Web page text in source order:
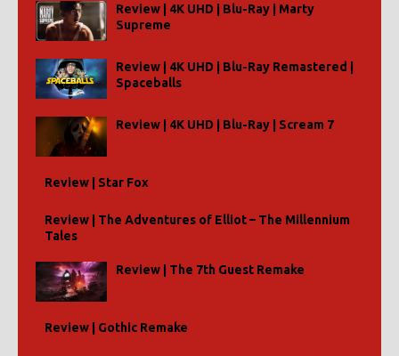
Review | 4K UHD | Blu-Ray | Marty
Supreme
Review | 4K UHD | Blu-Ray Remastered |
Spaceballs
Review | 4K UHD | Blu-Ray | Scream 7
Review | Star Fox
Review | The Adventures of Elliot – The Millennium
Tales
Review | The 7th Guest Remake
Review | Gothic Remake